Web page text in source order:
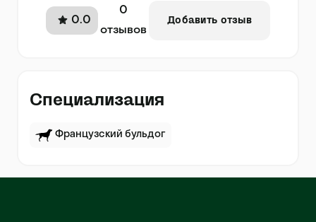
0.0
0
отзывов
Добавить отзыв
Специализация
Французский бульдог